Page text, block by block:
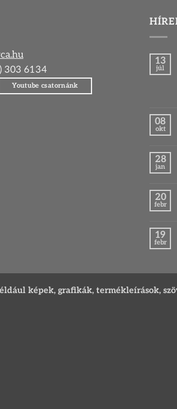
303 6134
Youtube csatornánk
13
júl
08
okt
28
jan
20
febr
19
febr
képek, grafikák, termékleírások,